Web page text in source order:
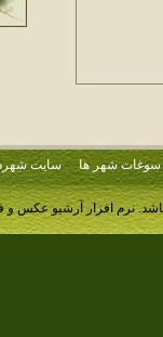
سوغات شهر ها سایت
نرم افزار آرشیو عکس و